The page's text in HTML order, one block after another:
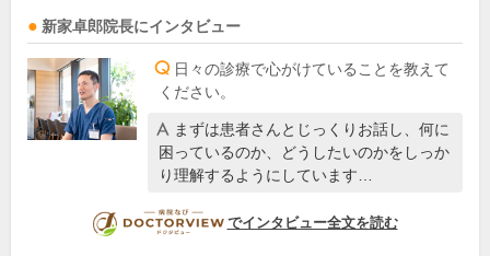
新家卓郎院長にインタビュー
日々の診療で心がけていることを教えて
ください。
まずは患者さんとじっくりお話し、何に
困っているのか、どうしたいのかをしっか
り理解するようにしています…
DOCTORVIEW
でインタビュー全文を読む